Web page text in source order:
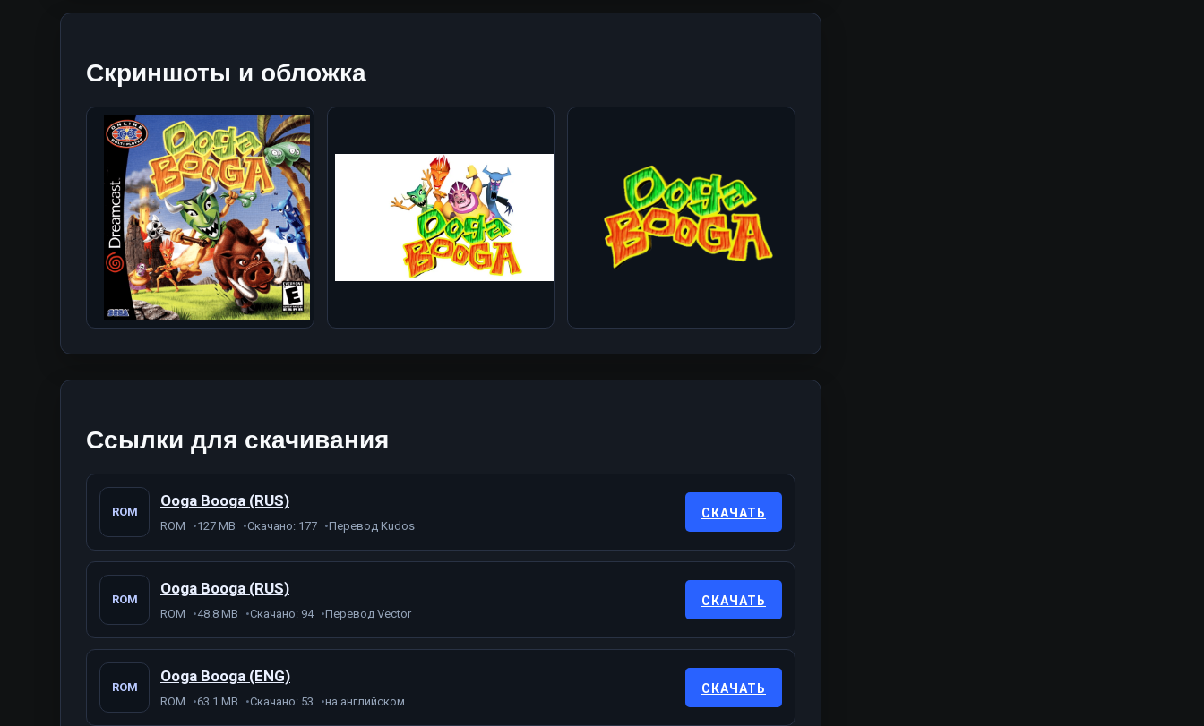
Скриншоты и обложка
Ссылки для скачивания
ROM
Ooga Booga (RUS)
ROM 127 MB Скачано: 177 Перевод Kudos
СКАЧАТЬ
ROM
Ooga Booga (RUS)
ROM 48.8 MB Скачано: 94 Перевод Vector
СКАЧАТЬ
ROM
Ooga Booga (ENG)
ROM 63.1 MB Скачано: 53 на английском
СКАЧАТЬ